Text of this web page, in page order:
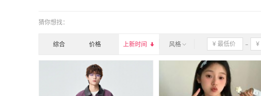
猜你想找：
综合 价格 上新时间  风格